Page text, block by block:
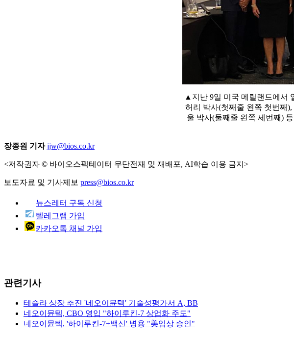
▲지난 9일 미국 메릴랜드에서
허리 박사(첫째줄 왼쪽 첫번째
울 박사(둘째줄 왼쪽 세번째)
장종원 기자 jjw@bios.co.kr
<저작권자 © 바이오스펙테이터 무단전재 및 재배포, AI학습 이용 금지>
보도자료 및 기사제보 press@bios.co.kr
뉴스레터 구독 신청
텔레그램 가입
카카오톡 채널 가입
관련기사
테슬라 상장 추진 '네오이뮨텍' 기술성평가서 A, BB
네오이뮨텍, CBO 영입 "하이루킨-7 상업화 주도"
네오이뮨텍, '하이루킨-7+백신' 병용 "美임상 승인"